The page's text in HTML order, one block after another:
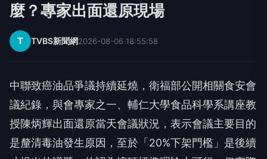
麼？專家出面還原現場
T TVBS新聞網2026-08-06 18:55:58
中聯致癌油品爭議持續延燒，衛福部公開相關食安會
議紀錄，與會專家之一、輔仁大學食品科學系講座教
授陳炳輝出面還原當天會議狀況，表示會議主要目的
是釐清毒油發生原因，至於「20%下架門檻」是後續